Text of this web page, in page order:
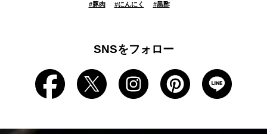
#豚肉 #にんにく #黒酢
SNSをフォロー